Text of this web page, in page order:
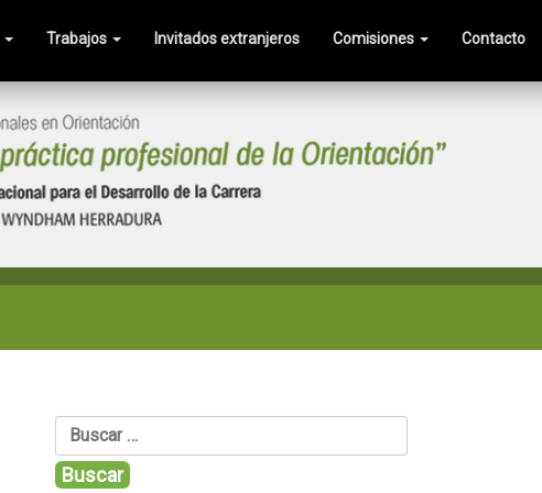
Trabajos Invitados extranjeros Comisiones Contacto
Buscar: